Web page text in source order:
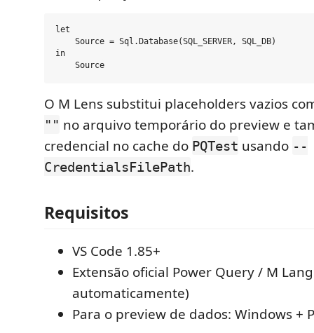
let
    Source = Sql.Database(SQL_SERVER, SQL_DB)
in
O M Lens substitui placeholders vazios
"" no arquivo temporário do preview e
credencial no cache do PQTest usando --
CredentialsFilePath.
Requisitos
VS Code 1.85+
Extensão oficial Power Query / M
automaticamente)
Para o preview de dados: Windows +